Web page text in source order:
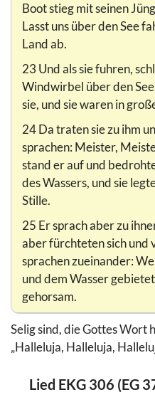
Boot stieg mit seinen
Lasst uns über den See
Land ab.
23 Und als sie fuhren,
Windwirbel über den
sie, und sie waren in
24 Da traten sie zu ihm
sprachen: Meister,
stand er auf und
des Wassers, und sie
Stille.
25 Er sprach aber zu
aber fürchteten sich und
sprachen zueinander:
und dem Wasser
gehorsam.
Selig sind, die Gottes Wort
„Halleluja, Halleluja,
Lied EKG 306 (EG